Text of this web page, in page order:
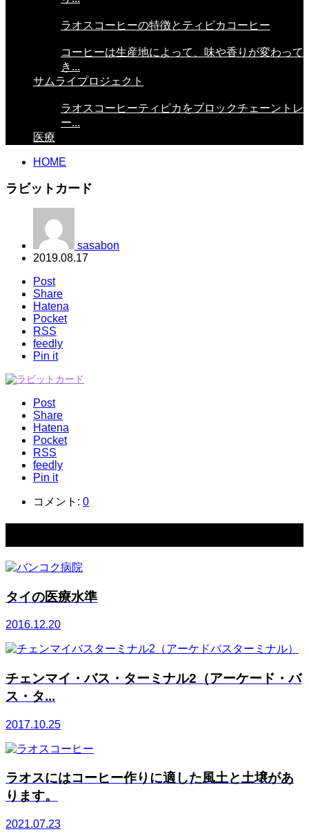
ラオスコーヒーの特徴とティピカコーヒー
コーヒーは生産地によって、味や香りが変わって
き...
サムライプロジェクト
ラオスコーヒーティピカをブロックチェーントレ
ー...
医療
HOME
ラビットカード
sasabon
2019.08.17
Post
Share
Hatena
Pocket
RSS
feedly
Pin it
Post
Share
Hatena
Pocket
RSS
feedly
Pin it
コメント: 0
タイの医療水準
2016.12.20
チェンマイ・バス・ターミナル2（アーケード・バ
ス・タ...
2017.10.25
ラオスにはコーヒー作りに適した風土と土壌があ
ります。
2021.07.23